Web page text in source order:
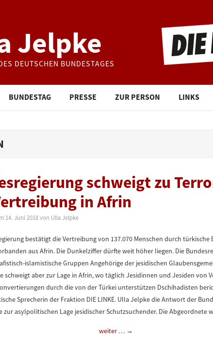
Jelpke
DEUTSCHEN BUNDESTAGES
BUNDESTAG PRESSE ZUR PERSON LINKS
schweigt zu
in Afrin
14. Juni 2018 von Ulla Jelpke
bestätigt die Vertreibung von 137.070 Menschen durch türkische
aus Afrin. Die Dunkelziffer dürfte weit höher liegen. Die
islamistische Gruppen Angehörige der jesidischen
schweigt aber zur Lage in Afrin, wo täglich Jesidinnen und Jesiden von
durch die von der Türkei unterstützen Dschihadisten
Sprecherin der Fraktion DIE LINKE. Ulla Jelpke die Antwort der
zur asylpolitischen Lage jesidischer Schutzsuchender. Die Abgeordnete
weiter … →